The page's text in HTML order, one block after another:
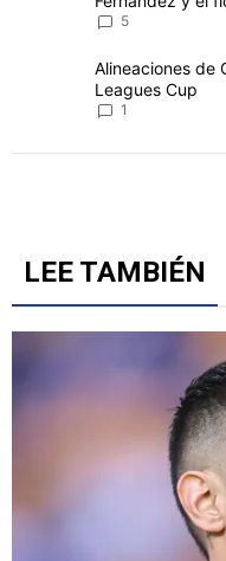
5
Un artículo de tendencia
Alineaciones de
Leagues Cup
1
LEE TAMBIÉN